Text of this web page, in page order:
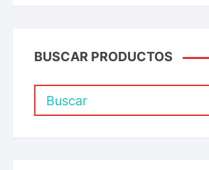
BUSCAR PRODUCTOS